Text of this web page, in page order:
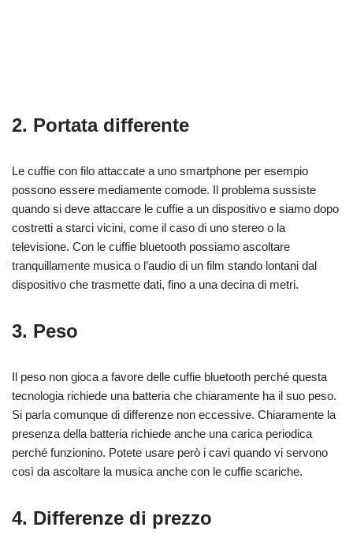
2. Portata differente
Le cuffie con filo attaccate a uno smartphone per esempio
possono essere mediamente comode. Il problema sussiste
quando si deve attaccare le cuffie a un dispositivo e siamo dopo
costretti a starci vicini, come il caso di uno stereo o la
televisione. Con le cuffie bluetooth possiamo ascoltare
tranquillamente musica o l’audio di un film stando lontani dal
dispositivo che trasmette dati, fino a una decina di metri.
3. Peso
Il peso non gioca a favore delle cuffie bluetooth perché questa
tecnologia richiede una batteria che chiaramente ha il suo peso.
Si parla comunque di differenze non eccessive. Chiaramente la
presenza della batteria richiede anche una carica periodica
perché funzionino. Potete usare però i cavi quando vi servono
così da ascoltare la musica anche con le cuffie scariche.
4. Differenze di prezzo